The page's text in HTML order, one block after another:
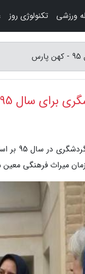
برای سال 95
به
میراث فرهنگی
ورزشی تکنولوژی روز